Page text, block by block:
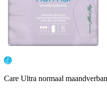
Care Ultra normaal